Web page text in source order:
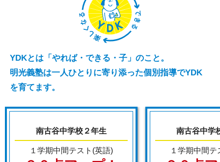
YDKとは「やれば・できる・子」のこと。
明光義塾は一人ひとりに寄り添った個別指導でYDK
を育てます。
南古谷中学校２年生
１学期中間テスト(英語)
南古谷中学
１学期中間テ